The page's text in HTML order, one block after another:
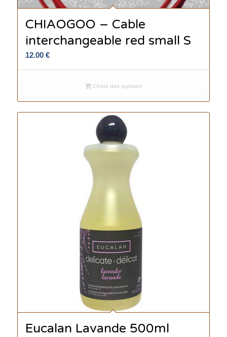
CHIAOGOO – Cable
interchangeable red small S
12.00 €
Choix des options
Eucalan Lavande 500ml